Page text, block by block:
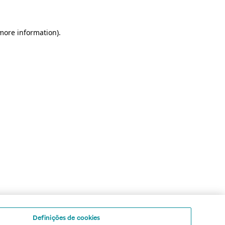
information).
Definições de cookies